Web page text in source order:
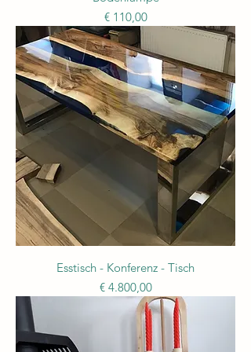
Preis
€ 110,00
Esstisch - Konferenz - Tisch
Preis
€ 4.800,00